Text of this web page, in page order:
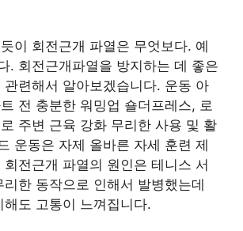
이 회전근개 파열은 무엇보다. 예
. 회전근개파열을 방지하는 데 좋은
관련해서 알아보겠습니다. 운동 아
전 충분한 워밍업 숄더프레스, 로
주변 근육 강화 무리한 사용 및 활
운동은 자제 올바른 자세 훈련 제
전근개 파열의 원인은 테니스 서
한 동작으로 인해서 발병했는데
해도 고통이 느껴집니다.